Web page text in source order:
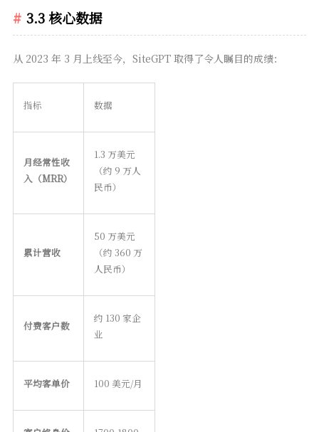
3.3 核心数据
从 2023 年 3 月上线至今，SiteGPT 取得了令人瞩目的成绩：
指标 数据
月经常性收
入（MRR）
1.3 万美元
（约 9 万人
民币）
累计营收
50 万美元
（约 360 万
人民币）
付费客户数
约 130 家企
业
平均客单价 100 美元/月